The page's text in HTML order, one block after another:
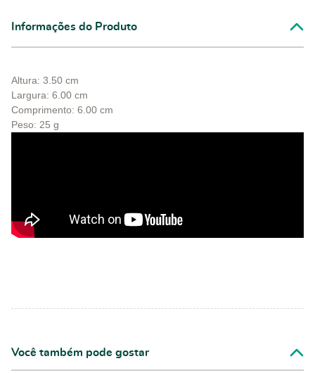
Informações do Produto
Altura: 3.50 cm
Largura: 6.00 cm
Comprimento: 6.00 cm
Peso: 25 g
Você também pode gostar